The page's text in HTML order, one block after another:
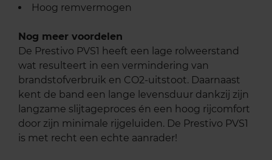
Hoog remvermogen
Nog meer voordelen
De Prestivo PVS1 heeft een lage rolweerstand
wat resulteert in een vermindering van
brandstofverbruik en CO2-uitstoot. Daarnaast
kent de band een lange levensduur dankzij zijn
langzame slijtageproces én een hoog rijcomfort
door zijn minimale rijgeluiden. De Prestivo PVS1
is met recht een echte aanrader!